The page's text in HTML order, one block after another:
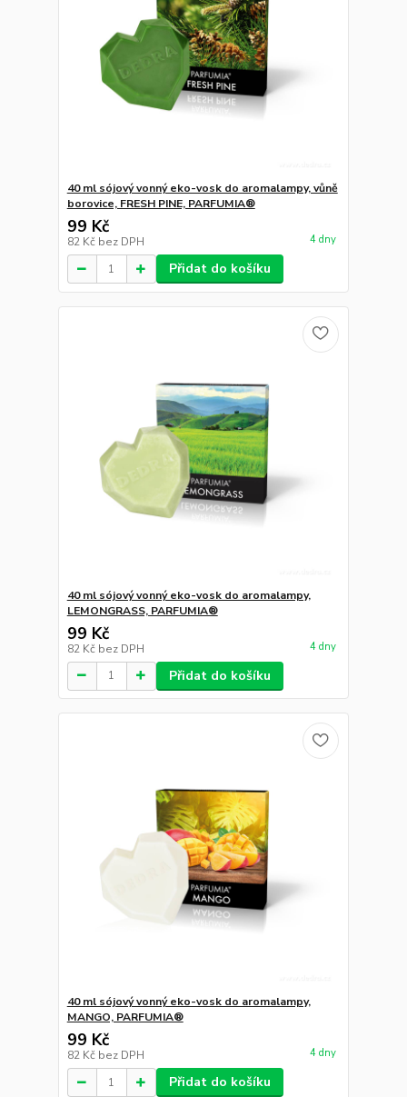
40 ml sójový vonný eko-vosk do aromalampy, vůně
borovice, FRESH PINE, PARFUMIA®
99 Kč
82 Kč bez DPH 4 dny
Přidat do košíku
40 ml sójový vonný eko-vosk do aromalampy,
LEMONGRASS, PARFUMIA®
99 Kč
82 Kč bez DPH 4 dny
Přidat do košíku
40 ml sójový vonný eko-vosk do aromalampy,
MANGO, PARFUMIA®
99 Kč
82 Kč bez DPH 4 dny
Přidat do košíku